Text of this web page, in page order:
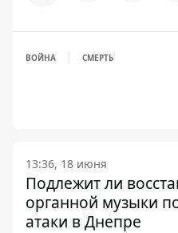
ВОЙНА СМЕРТЬ
13:36, 18 июня
Подлежит ли
органной музыки
атаки в Днепре